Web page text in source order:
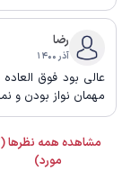
رضا
آذر ۱۴۰۰
عالی بود فوق
مهمان نواز بودن و
مورد)